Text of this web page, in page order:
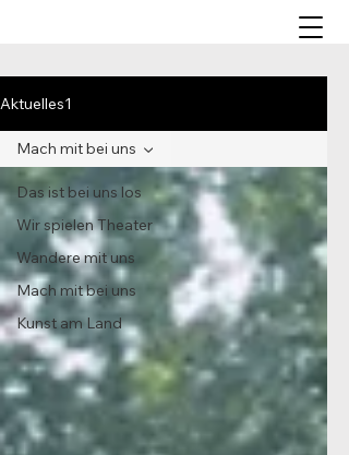
Aktuelles1
Das ist bei uns los
Wir spielen Theater
Wandere mit uns
Mach mit bei uns
Kunst am Land
Mach mit bei uns